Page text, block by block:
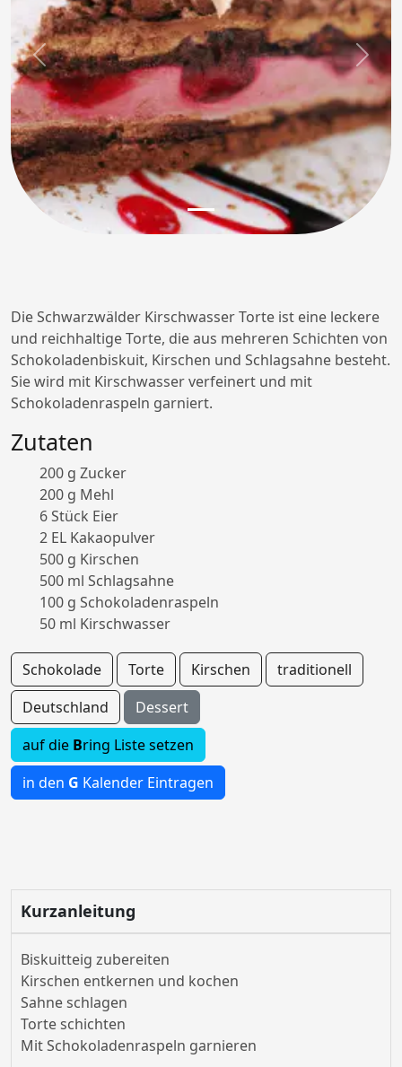
Previous Next
Die Schwarzwälder Kirschwasser Torte ist eine leckere
und reichhaltige Torte, die aus mehreren Schichten von
Schokoladenbiskuit, Kirschen und Schlagsahne besteht.
Sie wird mit Kirschwasser verfeinert und mit
Schokoladenraspeln garniert.
Zutaten
200 g Zucker
200 g Mehl
6 Stück Eier
2 EL Kakaopulver
500 g Kirschen
500 ml Schlagsahne
100 g Schokoladenraspeln
50 ml Kirschwasser
Schokolade Torte Kirschen
traditionell
Deutschland
Dessert
auf die Bring Liste setzen
in den G Kalender Eintragen
Kurzanleitung
Biskuitteig zubereiten
Kirschen entkernen und kochen
Sahne schlagen
Torte schichten
Mit Schokoladenraspeln garnieren